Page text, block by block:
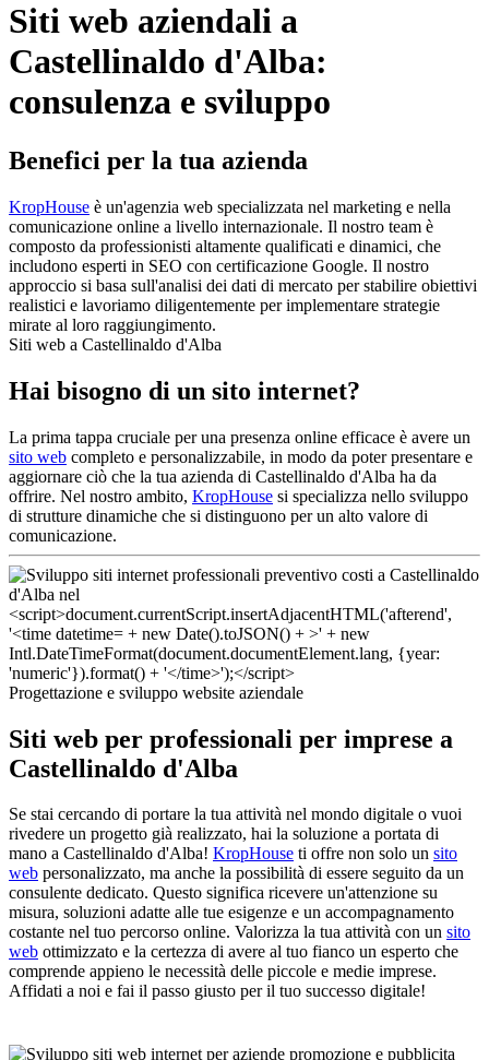
Siti web aziendali a
Castellinaldo d'Alba:
consulenza e sviluppo
Benefici per la tua azienda
KropHouse è un'agenzia web specializzata nel marketing e nella
comunicazione online a livello internazionale. Il nostro team è
composto da professionisti altamente qualificati e dinamici, che
includono esperti in SEO con certificazione Google. Il nostro
approccio si basa sull'analisi dei dati di mercato per stabilire obiettivi
realistici e lavoriamo diligentemente per implementare strategie
mirate al loro raggiungimento.
Siti web a Castellinaldo d'Alba
Hai bisogno di un sito internet?
La prima tappa cruciale per una presenza online efficace è avere un
sito web completo e personalizzabile, in modo da poter presentare e
aggiornare ciò che la tua azienda di Castellinaldo d'Alba ha da
offrire. Nel nostro ambito, KropHouse si specializza nello sviluppo
di strutture dinamiche che si distinguono per un alto valore di
comunicazione.
Progettazione e sviluppo website aziendale
Siti web per professionali per imprese a
Castellinaldo d'Alba
Se stai cercando di portare la tua attività nel mondo digitale o vuoi
rivedere un progetto già realizzato, hai la soluzione a portata di
mano a Castellinaldo d'Alba! KropHouse ti offre non solo un sito
web personalizzato, ma anche la possibilità di essere seguito da un
consulente dedicato. Questo significa ricevere un'attenzione su
misura, soluzioni adatte alle tue esigenze e un accompagnamento
costante nel tuo percorso online. Valorizza la tua attività con un sito
web ottimizzato e la certezza di avere al tuo fianco un esperto che
comprende appieno le necessità delle piccole e medie imprese.
Affidati a noi e fai il passo giusto per il tuo successo digitale!